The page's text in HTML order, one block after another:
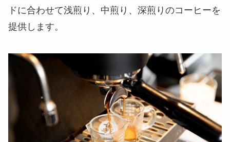
ドに合わせて浅煎り、中煎り、深煎りのコーヒーを
提供します。